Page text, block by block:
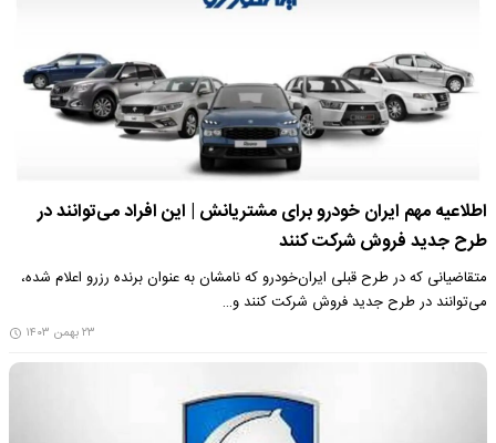
اطلاعیه مهم ایران خودرو برای مشتریانش | این افراد می‌توانند در
طرح جدید فروش شرکت کنند
متقاضیانی که در طرح قبلی ایران‌خودرو که نامشان به عنوان برنده رزرو اعلام شده،
می‌توانند در طرح جدید فروش شرکت کنند و…
۲۳ بهمن ۱۴۰۳